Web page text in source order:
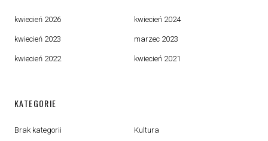
kwiecień 2026 kwiecień 2024
kwiecień 2023 marzec 2023
kwiecień 2022 kwiecień 2021
KATEGORIE
Brak kategorii Kultura